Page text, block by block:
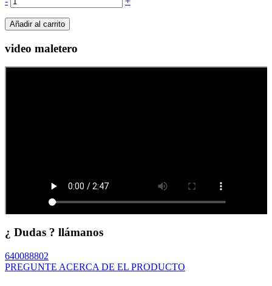
Añadir al carrito
video maletero
¿ Dudas ? llámanos
640088802
PREGUNTE ACERCA DE EL PRODUCTO